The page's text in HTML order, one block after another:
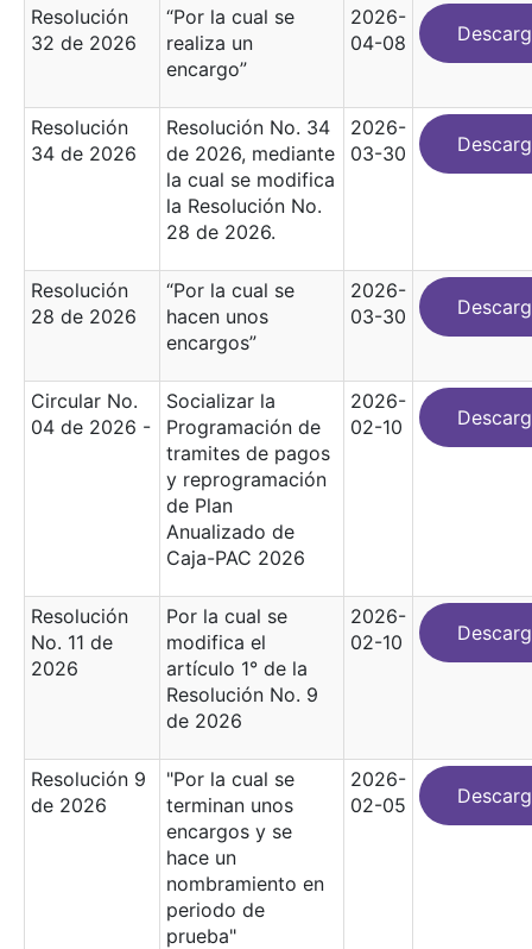
Resolución
32 de 2026
“Por la cual se
realiza un
encargo”
2026-
04-08
Resolución
34 de 2026
Resolución No. 34
de 2026, mediante
la cual se modifica
la Resolución No.
28 de 2026.
2026-
03-30
Resolución
28 de 2026
“Por la cual se
hacen unos
encargos”
2026-
03-30
Circular No.
04 de 2026 -
Socializar la
Programación de
tramites de pagos
y reprogramación
de Plan
Anualizado de
Caja-PAC 2026
2026-
02-10
Resolución
No. 11 de
2026
Por la cual se
modifica el
artículo 1° de la
Resolución No. 9
de 2026
2026-
02-10
Resolución 9
de 2026
"Por la cual se
terminan unos
encargos y se
hace un
nombramiento en
periodo de
prueba"
2026-
02-05